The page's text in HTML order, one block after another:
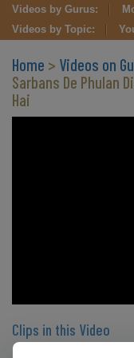
Videos by Gurus:
Videos by Topic:
Home > Videos on
Sarbans De Phulan
Hai
Clips in this Video